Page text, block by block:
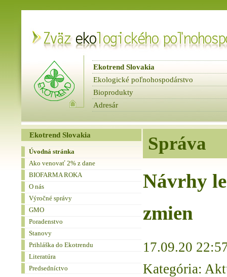
Ekotrend Slovakia
Ekologické poľnohospodárstvo
Bioprodukty
Adresár
Spravodaje
Ekotrend Slovakia
Úvodná stránka
Ako venovať 2% z dane
BIOFARMA ROKA
O nás
Výročné správy
GMO
Poradenstvo
Stanovy
Prihláška do Ekotrendu
Literatúra
Predsedníctvo
Správa
Návrhy
zmien
17.09.20
Kategória: